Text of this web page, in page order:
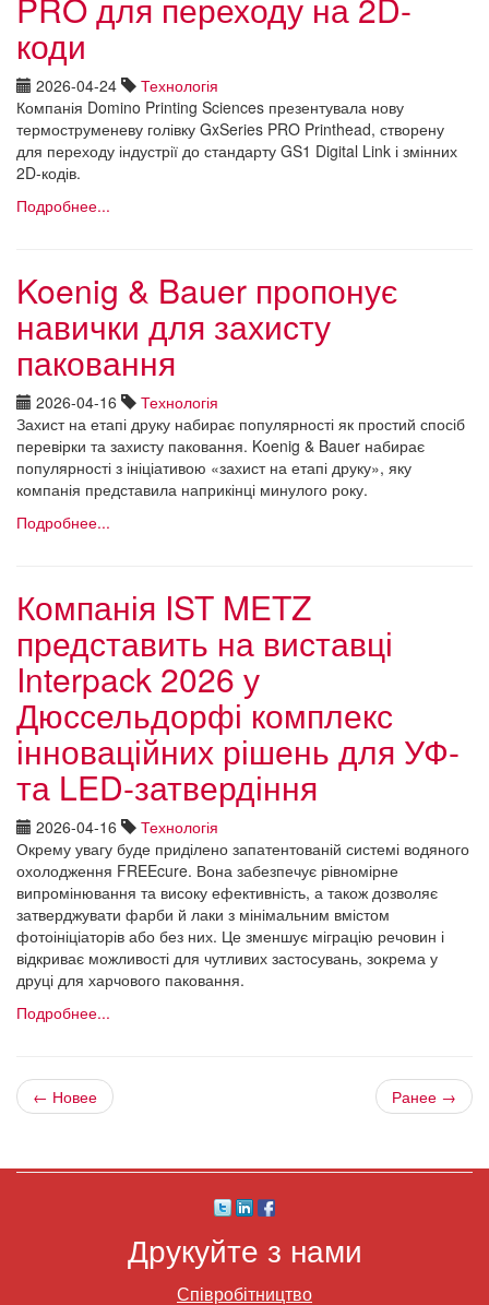
коди
2026-04-24
Технологія
Компанія Domino Printing Sciences презентувала нову
термоструменеву голівку GxSeries PRO Printhead, створену
для переходу індустрії до стандарту GS1 Digital Link і змінних
2D-кодів.
Подробнее...
Koenig & Bauer пропонує
навички для захисту
паковання
2026-04-16
Технологія
Захист на етапі друку набирає популярності як простий спосіб
перевірки та захисту паковання. Koenig & Bauer набирає
популярності з ініціативою «захист на етапі друку», яку
компанія представила наприкінці минулого року.
Подробнее...
Компанія IST METZ
представить на виставці
Interpack 2026 у
Дюссельдорфі комплекс
інноваційних рішень для УФ-
та LED-затвердіння
2026-04-16
Технологія
Окрему увагу буде приділено запатентованій системі водяного
охолодження FREEcure. Вона забезпечує рівномірне
випромінювання та високу ефективність, а також дозволяє
затверджувати фарби й лаки з мінімальним вмістом
фотоініціаторів або без них. Це зменшує міграцію речовин і
відкриває можливості для чутливих застосувань, зокрема у
друці для харчового паковання.
Подробнее...
← Новее Ранее →
Друкуйте з нами
Співробітництво